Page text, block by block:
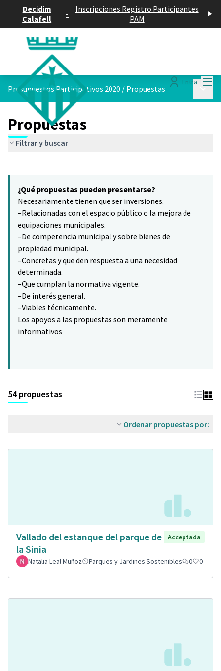
Decidim
Calafell
-
Inscripciones Registro Participantes
PAM
Entra
Presupuestos Participativos 2020 / Propuestas
Propuestas
Filtrar y buscar
−
¿Qué propuestas pueden presentarse?
Necesariamente tienen que ser inversiones.
–Relacionadas con el espacio público o la mejora de
equipaciones municipales.
–De competencia municipal y sobre bienes de
propiedad municipal.
–Concretas y que den respuesta a una necesidad
determinada.
–Que cumplan la normativa vigente.
–De interés general.
–Viables técnicamente.
Los apoyos a las propuestas son meramente
informativos
54 propuestas
Ordenar propuestas por:
Vallado del estanque del parque de
la Sinia
Acceptada
Natalia Leal Muñoz Parques y Jardines Sostenibles 0 0